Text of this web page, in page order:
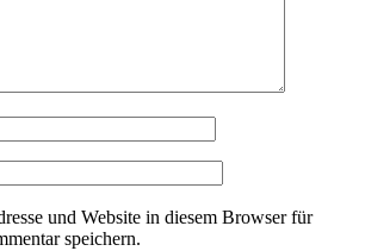
und Website in diesem Browser für
speichern.